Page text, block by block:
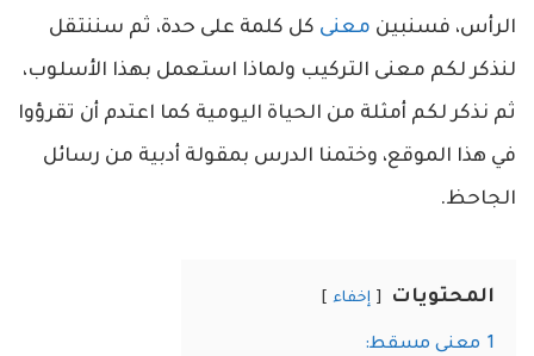
الرأس، فسنبين معنى كل كلمة على حدة، ثم سننتقل
لنذكر لكم معنى التركيب ولماذا استعمل بهذا الأسلوب،
ثم نذكر لكم أمثلة من الحياة اليومية كما اعتدم أن تقرؤوا
في هذا الموقع، وختمنا الدرس بمقولة أدبية من رسائل
الجاحظ.
المحتويات إخفاء
1 معنى مسقط: